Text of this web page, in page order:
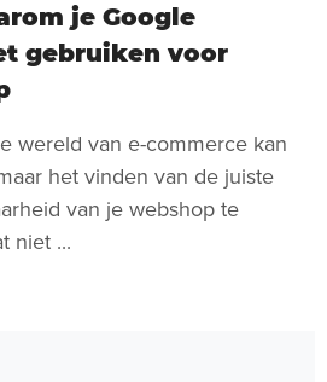
je Google
gebruiken voor
wereld van e-commerce kan
het vinden van de juiste
van je webshop te
niet ...